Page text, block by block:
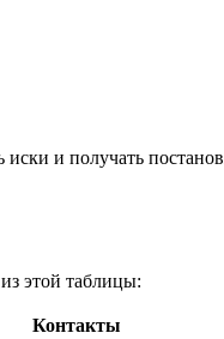
и получать
этой таблицы:
Контакты